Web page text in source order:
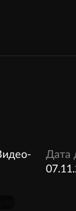
Дата